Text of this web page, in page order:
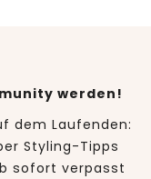
werden!
dem Laufenden:
Styling-Tipps
sofort verpasst